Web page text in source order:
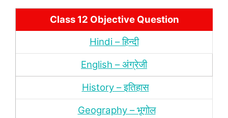
Class 12 Objective Question
Hindi – हिन्‍दी
English – अंग्रेजी
History – इतिहास
Geography – भूगोल